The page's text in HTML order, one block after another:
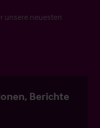
unsere neuesten
Berichte